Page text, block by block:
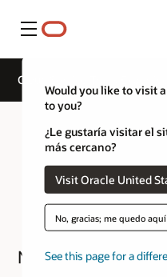
Menú
Would you like to visit
to you?
¿Le gustaría visitar el
más cercano?
Visit Oracle United
No, gracias; me quedo aquí
See this page for a
Cloud Service Track Expertise
Narrative Reporting